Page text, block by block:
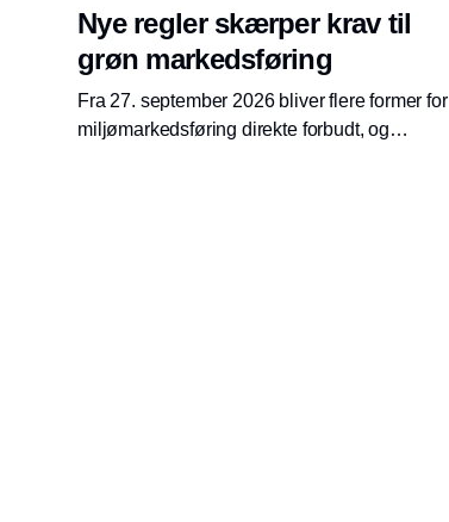
Nye regler skærper krav til
grøn markedsføring
Fra 27. september 2026 bliver flere former for
miljømarkedsføring direkte forbudt, og